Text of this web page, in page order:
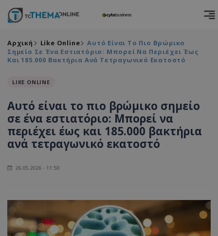
Αρχική Like Online
Αυτό Είναι Το Πιο Βρώμικο
Σημείο Σε Ένα Εστιατόριο: Μπορεί Να Περιέχει Έως
Και 185.000 Βακτήρια Ανά Τετραγωνικό Εκατοστό
LIKE ONLINE
Αυτό είναι το πιο βρώμικο σημείο
σε ένα εστιατόριο: Μπορεί να
περιέχει έως και 185.000 βακτήρια
ανά τετραγωνικό εκατοστό
26.05.2026 - 11:50